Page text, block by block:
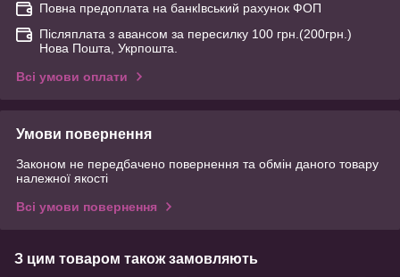
Повна предоплата на банкІвський рахунок ФОП
Післяплата з авансом за пересилку 100 грн.(200грн.)
Нова Пошта, Укрпошта.
Всі умови оплати
Умови повернення
Законом не передбачено повернення та обмін даного товару
належної якості
Всі умови повернення
З цим товаром також замовляють